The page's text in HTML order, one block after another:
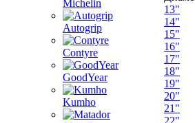
Michelin
Autogrip
Contyre
GoodYear
Kumho
13"
14"
15"
16"
17"
18"
19"
20"
21"
22"